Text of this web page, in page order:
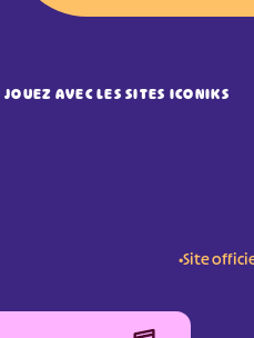
JOUEZ AVEC LES SITES ICONIKS
•Site